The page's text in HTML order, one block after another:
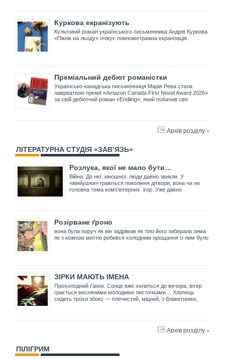
Куркова екранізують
Культовий роман українського письменника Андрія Куркова
«Пікнік на льоду» очікує повнометражна екранізація.
Преміальний дебют романістки
Українсько-канадська письменниця Марія Рева стала
лавреаткою премії «Amazon Canada First Novel Award 2026»
за свій дебютний роман «Endling», який побачив світ
Архів розділу »
ЛІТЕРАТУРНА СТУДІЯ «ЗАВ’ЯЗЬ»
Розлука, якої не мало бути…
Війна. До неї, кіношної, люди давно звикли. У
«вінйушки» граються покоління дітвори, вона чи не
головна тема комп’ютерних ігор. Уже давно
Розірване ґроно
вона була поруч як він задрімав як тіло його забирала зима
як з кожною миттю робився холодним прощання із ним було
ЗІРКИ МАЮТЬ ІМЕНА
Прохолодний ґанок. Сонце вже хилиться до вечора, вітер
грається весняними молодими листочками… Хлопець
сидить трохи збоку — плечистий, міцний, з блакитними,
Архів розділу »
ПІЛІГРИМ